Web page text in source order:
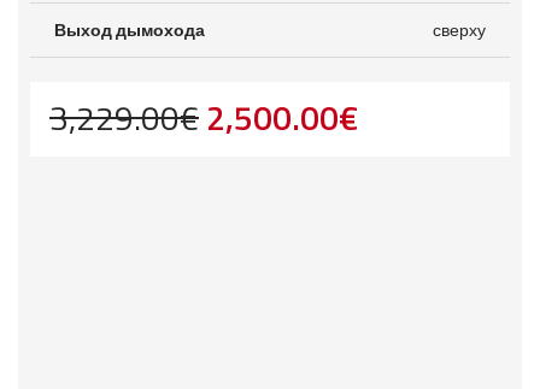
Выход дымохода сверху
3,229.00€Первоначальная
цена
2,500.00€